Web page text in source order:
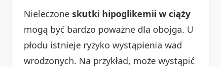
Nieleczone skutki hipoglikemii w ciąży
mogą być bardzo poważne dla obojga. U
płodu istnieje ryzyko wystąpienia wad
wrodzonych. Na przykład, może wystąpić